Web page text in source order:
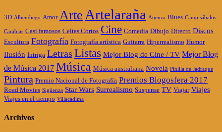
3D Albendiego Amor Arte Artelaraña Atienza Blues Campisábalos
Carabias Casi famosos Celtas Cortos Cine Comedia Dibujo Directo Discos
Escultura Fotografía Fotografía artística Guitarra Hiperrealismo Humor
Ilusión Intriga Letras Listas Mejor Blog de Cine / TV Mejor Blog
de Música 2017 Música Música australiana Novela Pinilla de Jadraque
Pintura Premio Nacional de Fotografía Premios Blogosfera 2017
Road Movies Sigüenza Star Wars Surrealismo Suspense TV Viajar Viajes
Viajes en el tiempo Villacadima
Archivos